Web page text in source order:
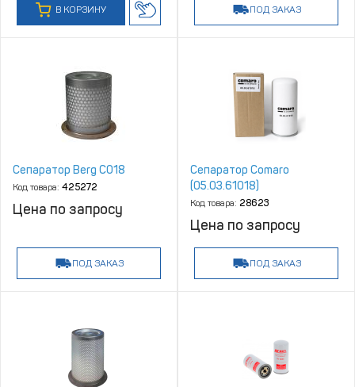
В КОРЗИНУ ПОД ЗАКАЗ
Сепаратор Berg С018
Код товара: 425272
Цена по запросу
ПОД ЗАКАЗ
Сепаратор Comaro
(05.03.61018)
Код товара: 28623
Цена по запросу
ПОД ЗАКАЗ